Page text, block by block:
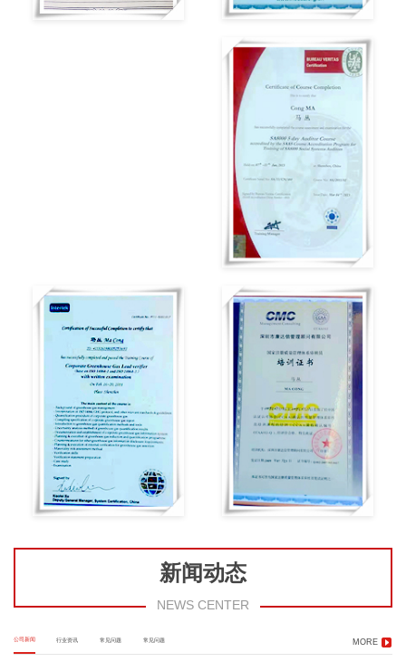
新闻动态
NEWS CENTER
公司新闻 行业资讯 常见问题 常见问题 MORE